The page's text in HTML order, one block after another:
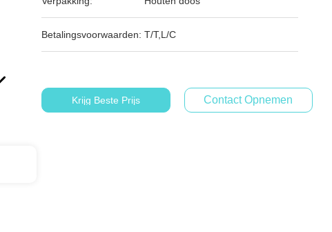
Betalingsvoorwaarden: T/T,L/C
Krijg Beste Prijs Contact Opnemen